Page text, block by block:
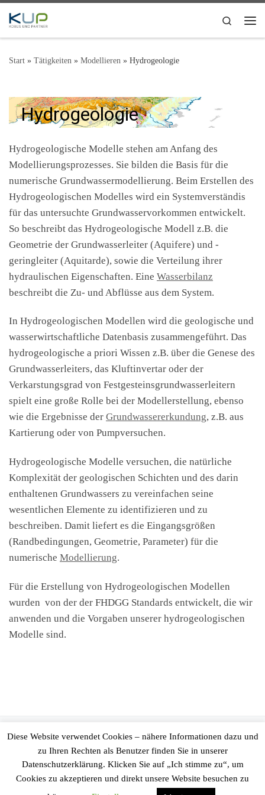
Zum Inhalt springen
Search
Start » Tätigkeiten » Modellieren » Hydrogeologie
Hydrogeologie
Hydrogeologische Modelle stehen am Anfang des
Modellierungsprozesses. Sie bilden die Basis für die
numerische Grundwassermodellierung. Beim Erstellen des
Hydrogeologischen Modelles wird ein Systemverständis
für das untersuchte Grundwasservorkommen entwickelt.
So beschreibt das Hydrogeologische Modell z.B. die
Geometrie der Grundwasserleiter (Aquifere) und -
geringleiter (Aquitarde), sowie die Verteilung ihrer
hydraulischen Eigenschaften. Eine Wasserbilanz
beschreibt die Zu- und Abflüsse aus dem System.
In Hydrogeologischen Modellen wird die geologische und
wasserwirtschaftliche Datenbasis zusammengeführt. Das
hydrogeologische a priori Wissen z.B. über die Genese des
Grundwasserleiters, das Kluftinvertar oder der
Verkarstungsgrad von Festgesteinsgrundwasserleitern
spielt eine große Rolle bei der Modellerstellung, ebenso
wie die Ergebnisse der Grundwassererkundung, z.B. aus
Kartierung oder von Pumpversuchen.
Hydrogeologische Modelle versuchen, die natürliche
Komplexität der geologischen Schichten und des darin
enthaltenen Grundwassers zu vereinfachen seine
wesentlichen Elemente zu identifizieren und zu
beschreiben. Damit liefert es die Eingangsgrößen
(Randbedingungen, Geometrie, Parameter) für die
numerische Modellierung.
Für die Erstellung von Hydrogeologischen Modellen
wurden von der der FHDGG Standards entwickelt, die wir
anwenden und die Vorgaben unserer hydrogeologischen
Modelle sind.
© 2026Ingenieurgesellschaft Prof. Kobus und Partner GmbH –
Alle Rechte vorbehalten
Präsentiert vonWP– Entworfen mit demCustomizr-Theme
Diese Website verwendet Cookies – nähere Informationen dazu und
zu Ihren Rechten als Benutzer finden Sie in unserer
Datenschutzerklärung. Klicken Sie auf „Ich stimme zu“, um
Cookies zu akzeptieren und direkt unsere Website besuchen zu